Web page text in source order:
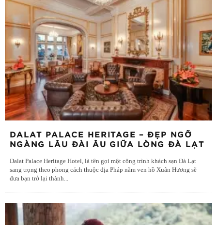
DALAT PALACE HERITAGE – ĐẸP NGỠ
NGÀNG LÂU ĐÀI ÂU GIỮA LÒNG ĐÀ LẠT
Dalat Palace Heritage Hotel, là tên gọi một công trình khách sạn Đà Lạt
sang trọng theo phong cách thuộc địa Pháp nằm ven hồ Xuân Hương sẽ
đưa bạn trở lại thành...